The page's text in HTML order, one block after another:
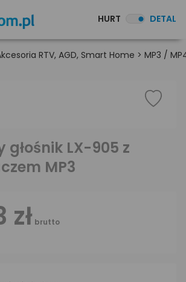
HURT DETAL
RTV, AGD, Smart Home > MP3 /
głośnik LX-905 z
MP3
zł brutto